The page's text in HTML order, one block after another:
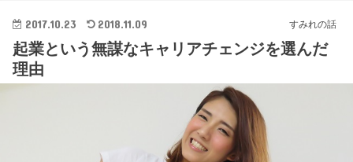
すみれの話
2017.10.23 2018.11.09
起業という無謀なキャリアチェンジを選んだ
理由